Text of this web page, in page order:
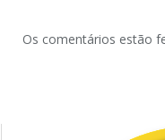
Os comentários estão